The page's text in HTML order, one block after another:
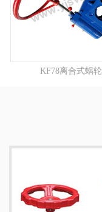
KF78离合式蜗轮